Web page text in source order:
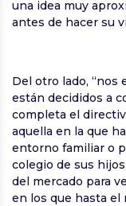
una idea muy
antes de hacer su
Del otro lado, “nos
están decididos a
completa el
aquella en la que
entorno familiar o
colegio de sus
del mercado para
en los que hasta